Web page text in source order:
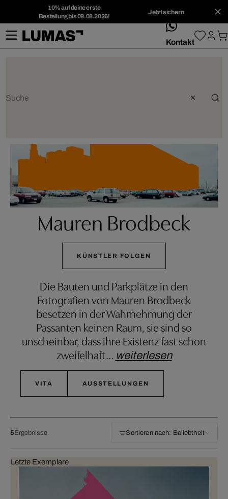
10% auf deine erste
Bestellung bis 09.08.2026!
Jetzt sichern
whatsApp
Kontakt
Mauren Brodbeck
KÜNSTLER FOLGEN
Die Bauten und Parkplätze in den
Fotografien von Mauren Brodbeck
besetzen in der Wahrnehmung der
Passanten keinen Raum, sie sind so
unscheinbar, dass ihre Existenz fast schon
zweifelhaft… weiterlesen
VITA AUSSTELLUNGEN
5Ergebnisse Sortieren nach: Beliebtheit
Letzte Exemplare